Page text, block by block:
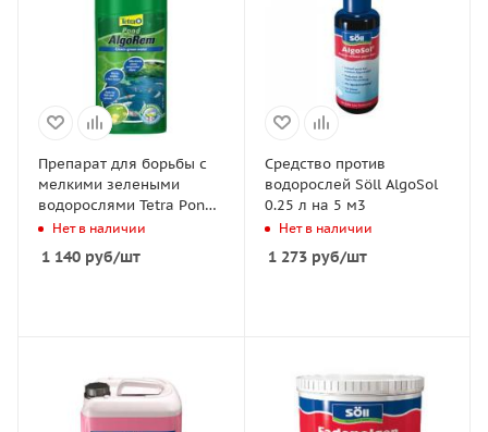
Препарат для борьбы с
мелкими зелеными
водорослями Tetra Pond
AlgoRem, 250 мл
Нет в наличии
1 140 руб/шт
Средство против
водорослей Söll AlgoSol
0.25 л на 5 м3
Нет в наличии
1 273руб/шт